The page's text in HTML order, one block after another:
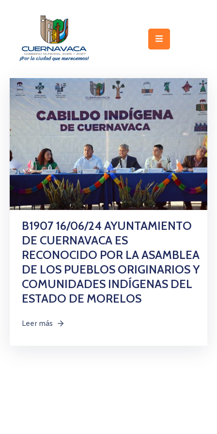
Gobierno
Turismo
Trámites
Servicios
Licitaciones
Transparencia
Directorio
B1907 16/06/24 AYUNTAMIENTO
DE CUERNAVACA ES
RECONOCIDO POR LA ASAMBLEA
DE LOS PUEBLOS ORIGINARIOS Y
COMUNIDADES INDÍGENAS DEL
ESTADO DE MORELOS
Leer más